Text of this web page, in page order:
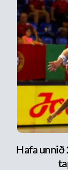
Hafa unnið